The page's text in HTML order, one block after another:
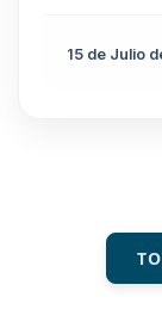
15 de Julio